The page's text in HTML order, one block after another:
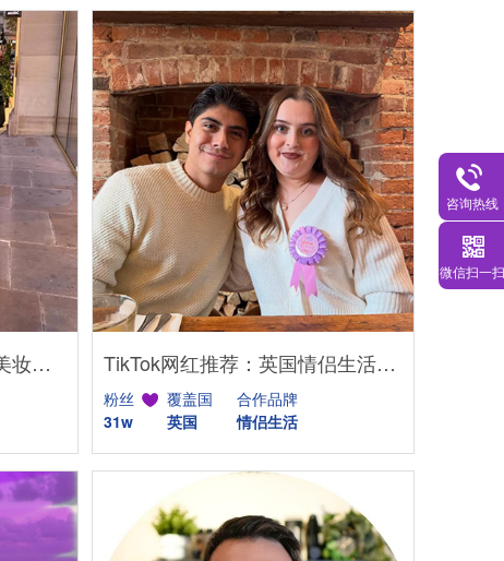
Instagram网红推荐：美国美妆护肤博主，46万粉幽默科普达人合作 TikTok网红推荐：英国情侣生活旅行博主，互动挑战达人合作
粉丝
31w
覆盖国
英国
合作品牌
情侣生活
咨询热线
微信扫一扫